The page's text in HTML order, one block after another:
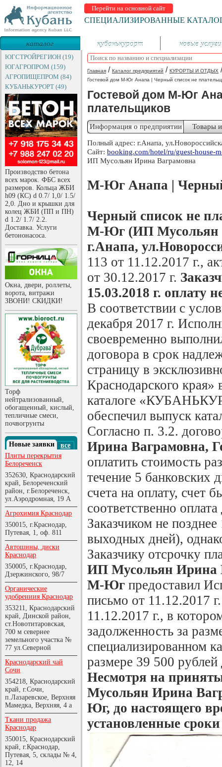
Перейти на основной сайт
СПЕЦИАЛИЗИРОВАННЫЕ
каталог
предприятий
кубанькурорт новые услуги
ЮГСТРОЙРЕГИОН (19)
ЮГАГРОПРОМ (159)
АГРОПИЩЕПРОМ (84)
КУБАНЬКУРОРТ (49)
Производство бетона
всех марок. ФБС всех
размеров. Кольца ЖБИ
h09 (КС) d 0.7/ 1,0/ 1.5/
2,0. Дно и крышки для
колец ЖБИ (ПП и ПН)
d 1.2/ 1.7/ 2.2.
Доставка. Услуги
бетононасоса.
Окна, двери, роллеты,
ворота, витражи
ЗВОНИ! СКИДКИ!
Торф
нейтрализованный,
обогащенный, кислый,
тепличные смеси,
почвогрунты
Новые заявки
все
Плиты перекрытия
Белореченск
352630, Краснодарский
край, Белореченский
район, г.Белореченск,
ул.Аэродромная, 19 А
Агрохимия Краснодар
350015, г.Краснодар,
Путевая, 1, оф. 811
Автошины, диски
Краснодар
350005, г.Краснодар,
Дзержинского, 98/7
Органические
удобрениия Краснодар
353211, Краснодарский
край, Динской район,
ст.Новотитаровская,
700 м севернее
земельного участка №
77 ул.Северной
Краснодарский чай
Сочи
354218, Краснодарский
край, г.Сочи,
п.Лазаревское, Верхняя
Мамедка, Верхняя, 4 а
Ткани продажа
Краснодар
350015, Краснодарский
край, г.Краснодар,
Путевая, 5, склады № 4,
12, 14
Главная / Каталог предприятий / КУРОРТЫ И ОТДЫХ
Гостевой дом М-Юг Анапа | Черный список не
Гостевой дом М-Юг
плательщиков
Информация о предприятии Товары
Полный адрес: г.Анапа,
Сайт: booking.com/hotel/ru/guest-house-
ИП Мусольян Ирина Ваграмовна
М-Юг Анапа |
Черный список не
М-Юг (ИП Мусольян
г.Анапа,
113 от 11.12.2017 г.,
от 30.12.2017 г.
15.03.2018 г. оплату
В соответствии с
декабря 2017 г.
своевременно
договора в срок
страницу в
Краснодарского края»
каталоге
обеспечил выпуск
Согласно п. 3.2.
Ирина Ваграмовна,
оплатить стоимость
течение 5 банковских
счета на оплату, счет
соответственно
Заказчиком не
выходных дней),
Заказчику отсрочку
ИП Мусольян Ирина
М-Юг предоставил
письмо от 11.12.2017
11.12.2017 г., в
задолженность за
специализированном
размере 39 500
Несмотря на
Мусольян Ирина
Юг, до настоящего
установленные